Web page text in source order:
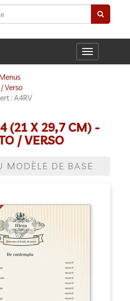
Toggle
navigation
Verso
: A4RV
(21 X 29,7 CM) -
/ VERSO
MODÈLE DE BASE